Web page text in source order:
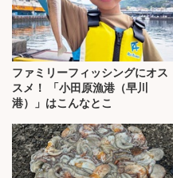
ファミリーフィッシングにオス
スメ！ 「小田原漁港（早川
港）」はこんなとこ